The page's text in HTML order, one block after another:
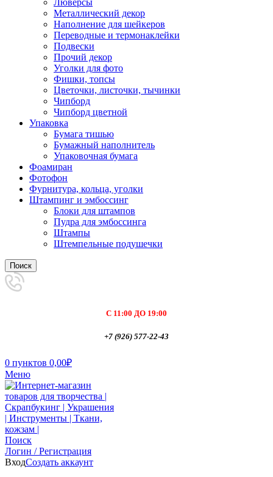
Люверсы
Металлический декор
Наполнение для шейкеров
Переводные и термонаклейки
Подвески
Прочий декор
Уголки для фото
Фишки, топсы
Цветочки, листочки, тычинки
Чипборд
Чипборд цветной
Упаковка
Бумага тишью
Бумажный наполнитель
Упаковочная бумага
Фоамиран
Фотофон
Фурнитура, кольца, уголки
Штампинг и эмбоссинг
Блоки для штампов
Пудра для эмбоссинга
Штампы
Штемпельные подушечки
Поиск
С 11:00 ДО 19:00
+7 (926) 577-22-43
0 пунктов 0,00₽
Меню
Поиск
Логин / Регистрация
ВходСоздать аккаунт